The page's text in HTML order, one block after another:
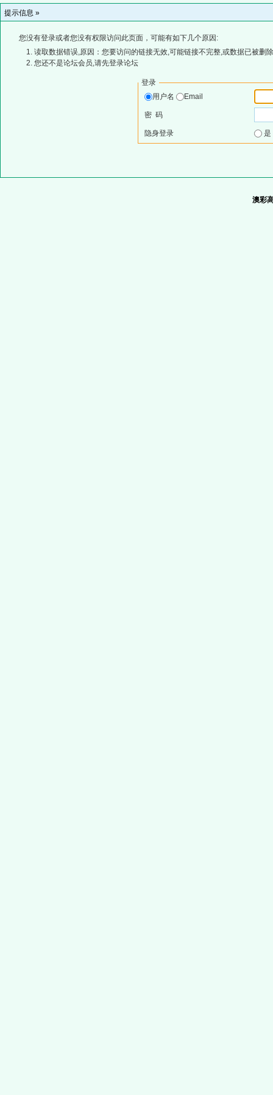
提示信息 »
您没有登录或者您没有权限访问此页面，可能有如下几个原因:
读取数据错误,原因：您要访问的链接无效,可能链接不完整,或数据已被删
您还不是论坛会员,请先登录论坛
登录
用户名
Email
密 码
隐身登录
澳彩